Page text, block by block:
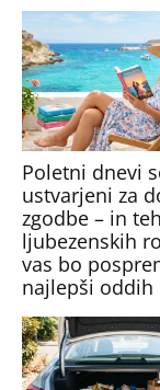
Poletni dnevi
ustvarjeni za
zgodbe – in
ljubezenskih
vas bo
najlepši oddih